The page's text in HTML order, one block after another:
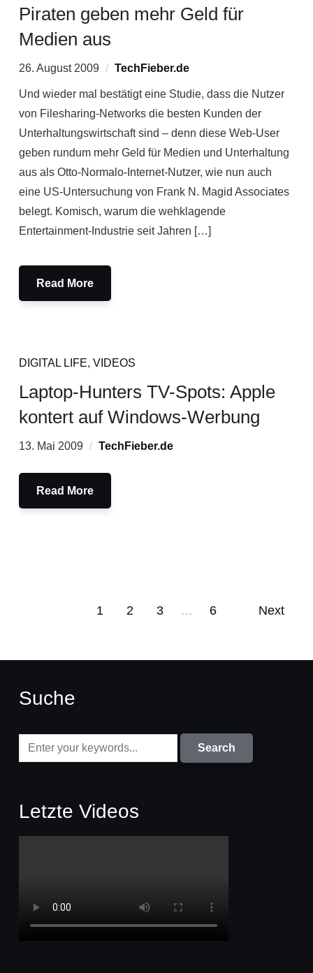
Piraten geben mehr Geld für
Medien aus
26. August 2009 TechFieber.de
Und wieder mal bestätigt eine Studie, dass die Nutzer
von Filesharing-Networks die besten Kunden der
Unterhaltungswirtschaft sind – denn diese Web-User
geben rundum mehr Geld für Medien und Unterhaltung
aus als Otto-Normalo-Internet-Nutzer, wie nun auch
eine US-Untersuchung von Frank N. Magid Associates
belegt. Komisch, warum die wehklagende
Entertainment-Industrie seit Jahren […]
Read More
DIGITAL LIFE, VIDEOS
Laptop-Hunters TV-Spots: Apple
kontert auf Windows-Werbung
13. Mai 2009 TechFieber.de
Read More
1 2 3 … 6 Next
Suche
Letzte Videos